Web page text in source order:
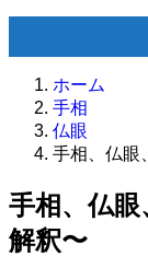
ホーム
手相
仏眼
手相、仏眼
手相、仏
解釈〜